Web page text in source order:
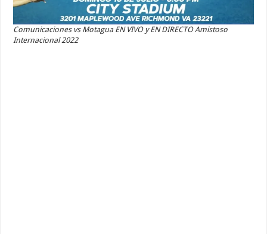
Comunicaciones vs Motagua EN VIVO y EN DIRECTO Amistoso
Internacional 2022